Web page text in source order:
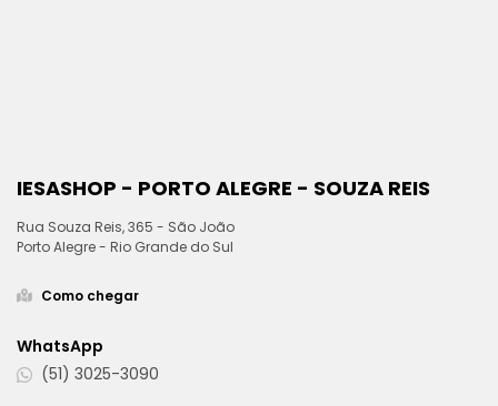
IESASHOP - PORTO ALEGRE - SOUZA REIS
Rua Souza Reis, 365 - São João
Porto Alegre - Rio Grande do Sul
Como chegar
WhatsApp
(51) 3025-3090